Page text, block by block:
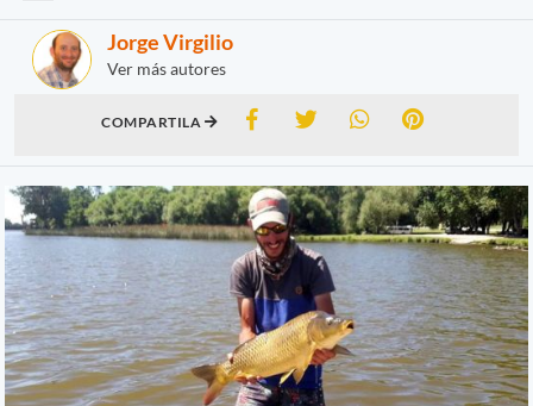
Jorge Virgilio
Ver más autores
COMPARTILA